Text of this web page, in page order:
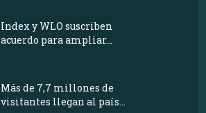
Index y WLO suscriben
acuerdo para ampliar...
Más de 7,7 millones de
visitantes llegan al país...